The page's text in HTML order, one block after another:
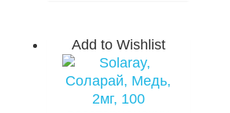
Add to Wishlist